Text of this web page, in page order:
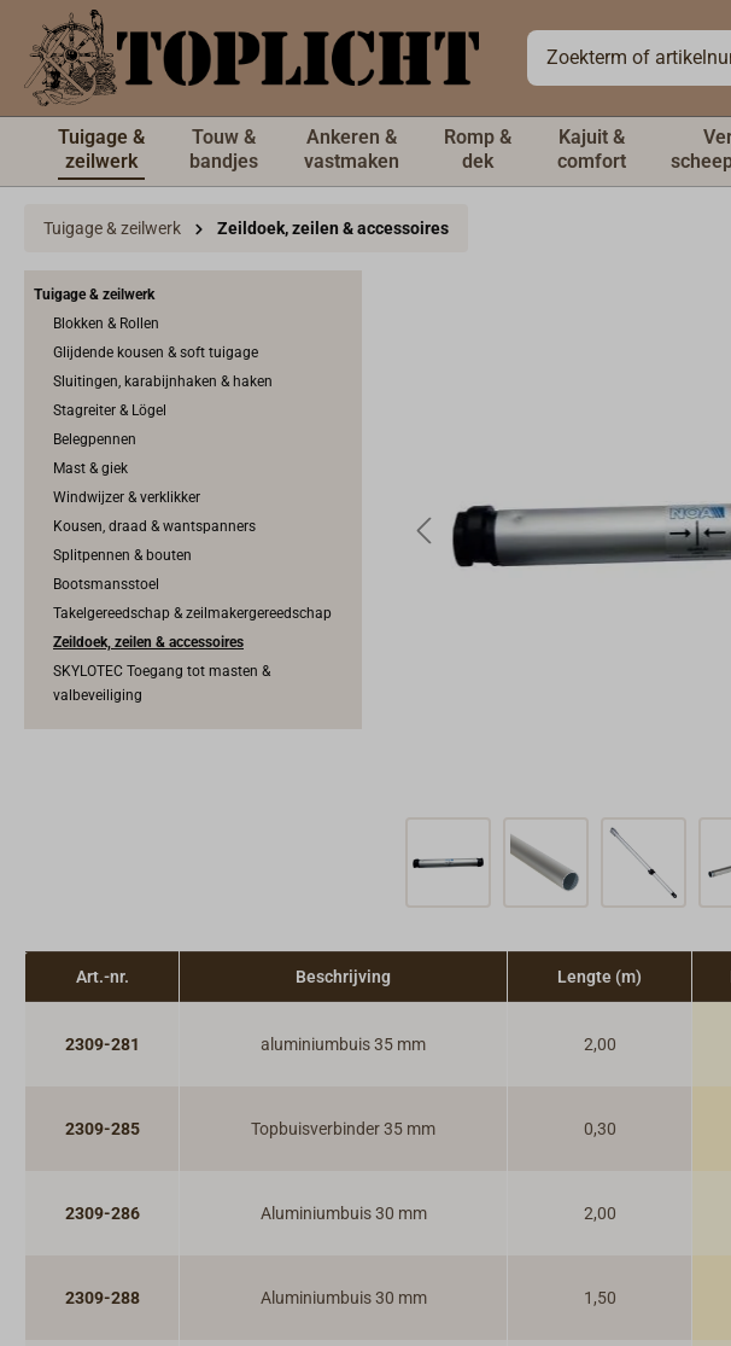
hoofdinhoud
Tuigage &
zeilwerk
Touw &
bandjes
Ankeren &
vastmaken
Romp &
dek
Kajuit &
comfort
Tuigage & zeilwerk Zeildoek, zeilen & accessoires
Tuigage & zeilwerk
Blokken & Rollen
Glijdende kousen & soft tuigage
Sluitingen, karabijnhaken & haken
Stagreiter & Lögel
Belegpennen
Mast & giek
Windwijzer & verklikker
Kousen, draad & wantspanners
Splitpennen & bouten
Bootsmansstoel
Takelgereedschap & zeilmakergereedschap
Zeildoek, zeilen & accessoires
SKYLOTEC Toegang tot masten &
valbeveiliging
Art.-nr. Beschrijving Lengte (m)
2309-281 aluminiumbuis 35 mm 2,00
2309-285 Topbuisverbinder 35 mm 0,30
2309-286 Aluminiumbuis 30 mm 2,00
2309-288 Aluminiumbuis 30 mm 1,50